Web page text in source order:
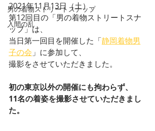
男の着物ストリートスナップ
入間の乱
2021年11月13日（土）、
第12回目の「男の着物ストリートスナ
ップ」は、
当日第一回目を開催した「静岡着物男
子の会 」に参加して、
撮影をさせていただきました。
初の東京以外の開催にも拘わらず、
11名の着姿を撮影させていただきまし
た。